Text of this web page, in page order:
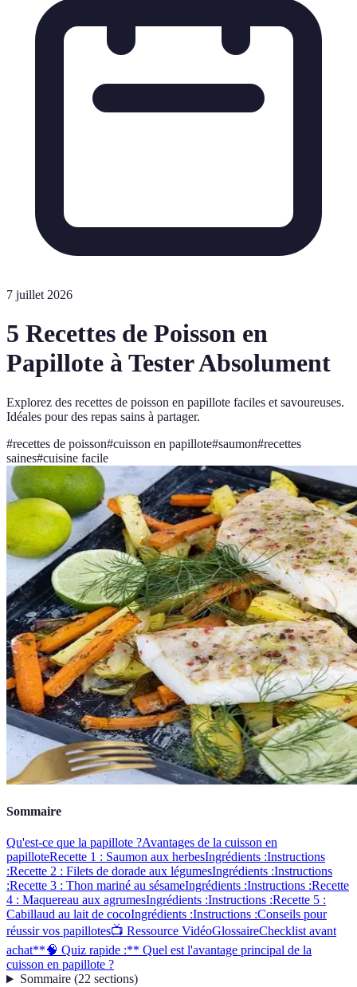
7 juillet 2026
5 Recettes de Poisson en
Papillote à Tester Absolument
Explorez des recettes de poisson en papillote faciles et savoureuses.
Idéales pour des repas sains à partager.
#recettes de poisson#cuisson en papillote#saumon#recettes
saines#cuisine facile
Sommaire
Qu'est-ce que la papillote ?Avantages de la cuisson en
papilloteRecette 1 : Saumon aux herbesIngrédients :Instructions
:Recette 2 : Filets de dorade aux légumesIngrédients :Instructions
:Recette 3 : Thon mariné au sésameIngrédients :Instructions :Recette
4 : Maquereau aux agrumesIngrédients :Instructions :Recette 5 :
Cabillaud au lait de cocoIngrédients :Instructions :Conseils pour
réussir vos papillotes📺 Ressource VidéoGlossaireChecklist avant
achat**🧠 Quiz rapide :** Quel est l'avantage principal de la
cuisson en papillote ?
Sommaire(22 sections)